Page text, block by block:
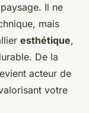
Il ne
mais
esthétique,
De la
acteur de
votre